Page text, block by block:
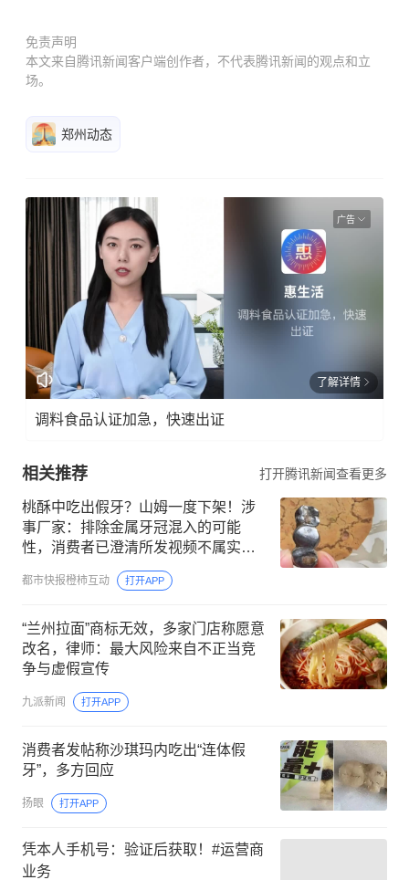
免责声明
本文来自腾讯新闻客户端创作者，不代表腾讯新闻的观点和立
场。
郑州动态
广告
了解详情
调料食品认证加急，快速出证
相关推荐 打开腾讯新闻查看更多
桃酥中吃出假牙？山姆一度下架！涉
事厂家：排除金属牙冠混入的可能
性，消费者已澄清所发视频不属实，
主动删除，因涉及高龄老人，予以谅
解
都市快报橙柿互动 打开APP
“兰州拉面”商标无效，多家门店称愿意
改名，律师：最大风险来自不正当竞
争与虚假宣传
九派新闻 打开APP
消费者发帖称沙琪玛内吃出“连体假
牙”，多方回应
扬眼 打开APP
凭本人手机号：验证后获取！#运营商
业务